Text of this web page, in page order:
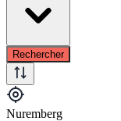
Rechercher
Nuremberg